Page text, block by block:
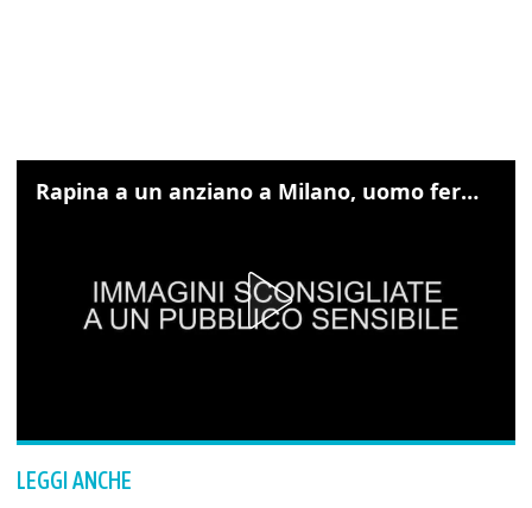
Rapina a un anziano a Milano, uomo fermato grazie alle foto sul cellulare
LEGGI ANCHE